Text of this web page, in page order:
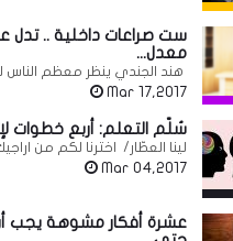
ست صراعات داخلية .. تدل
معدل...
هند الجندي ينظر معظم الناس
Mar 17,2017
سُلّم التعلم: أربع خطوات
لينا العطّار/ اخترنا لكم من
Mar 04,2017
عشرة أفكار مشوهة يجب أن